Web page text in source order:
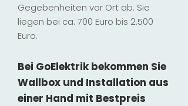
Gegebenheiten vor Ort ab. Sie
liegen bei ca. 700 Euro bis 2.500
Euro.
Bei GoElektrik bekommen Sie
Wallbox und Installation aus
einer Hand mit Bestpreis